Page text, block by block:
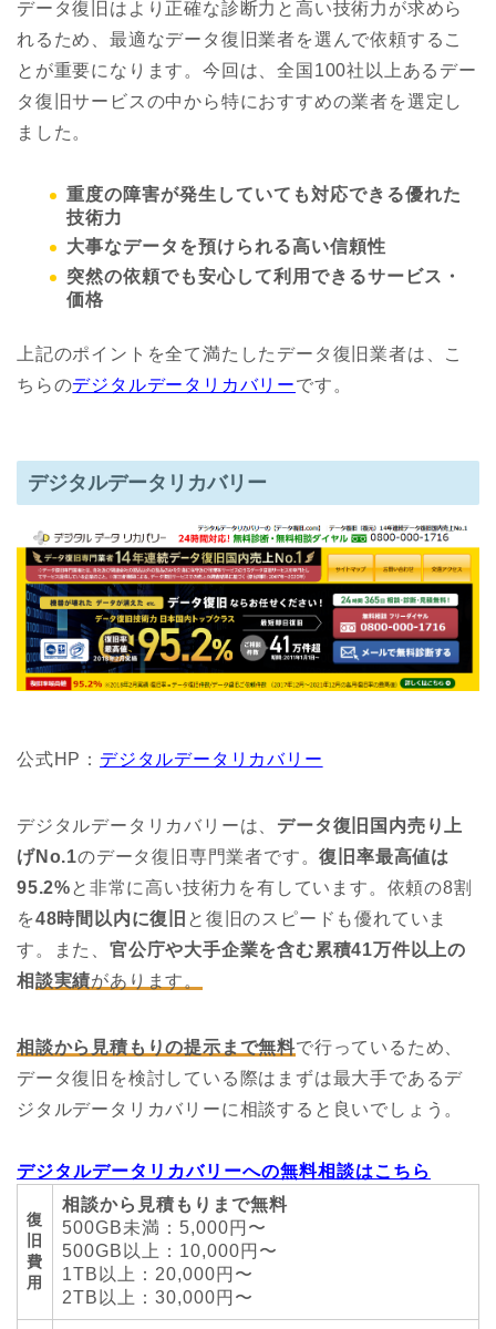
データ復旧はより正確な診断力と高い技術力が求めら
れるため、最適なデータ復旧業者を選んで依頼するこ
とが重要になります。今回は、全国100社以上あるデー
タ復旧サービスの中から特におすすめの業者を選定し
ました。
重度の障害が発生していても対応できる優れた
技術力
大事なデータを預けられる高い信頼性
突然の依頼でも安心して利用できるサービス・
価格
上記のポイントを全て満たしたデータ復旧業者は、こ
ちらのデジタルデータリカバリーです。
デジタルデータリカバリー
公式HP： デジタルデータリカバリー
デジタルデータリカバリーは、 データ復旧国内売り上
げNo.1のデータ復旧専門業者です。復旧率最高値は
95.2%と非常に高い技術力を有しています。依頼の8割
を48時間以内に復旧 と復旧のスピードも優れていま
す。また、 官公庁や大手企業を含む累積41万件以上の
相談実績があります。
相談から見積もりの提示まで無料で行っているため、
データ復旧を検討している際はまずは最大手であるデ
ジタルデータリカバリーに相談すると良いでしょう。
デジタルデータリカバリーへの無料相談はこちら
復
旧
費
用
相談から見積もりまで無料
500GB未満：5,000円〜
500GB以上：10,000円〜
1TB以上：20,000円〜
2TB以上：30,000円〜